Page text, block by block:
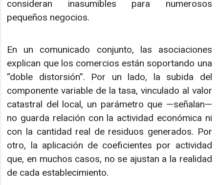
consideran inasumibles para numerosos
pequeños negocios.
En un comunicado conjunto, las asociaciones
explican que los comercios están soportando una
“doble distorsión”. Por un lado, la subida del
componente variable de la tasa, vinculado al valor
catastral del local, un parámetro que —señalan—
no guarda relación con la actividad económica ni
con la cantidad real de residuos generados. Por
otro, la aplicación de coeficientes por actividad
que, en muchos casos, no se ajustan a la realidad
de cada establecimiento.